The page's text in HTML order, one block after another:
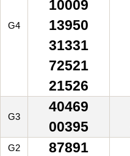
G4
10009
13950
31331
72521
21526
G3
40469
00395
G2 87891